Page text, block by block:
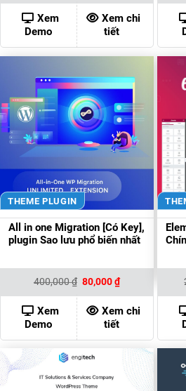
là:
900,000 ₫.
tại
là:
80,000 ₫.
Xem
Demo
Xem chi
tiết
THEME PLUGIN
All in one Migration [Có Key],
plugin Sao lưu phổ biến nhất
400,000₫ Giá
gốc
là:
400,000 ₫.
80,000₫Giá
hiện
tại
là:
80,000 ₫.
Xem
Demo
Xem chi
tiết